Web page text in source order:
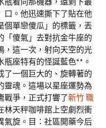
口。他迅速撕下了貼在他
個單戀傻瓜」的標籤，丟
「傻氣」去對抗金牛座的
，這一次，射向天空的光
瓶座特有的怪誕藍色**。
了一個巨大的、旋轉著的
靈魂。這場以星座運勢為
戰爭，正式打響了新竹 職
林天秤咖啡館上空劇烈衝
氣旋。目：社區開藥今后